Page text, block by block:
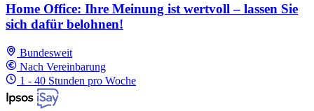
Home Office: Ihre Meinung ist wertvoll – lassen Sie
sich dafür belohnen!
Bundesweit
Nach Vereinbarung
1 - 40 Stunden pro Woche